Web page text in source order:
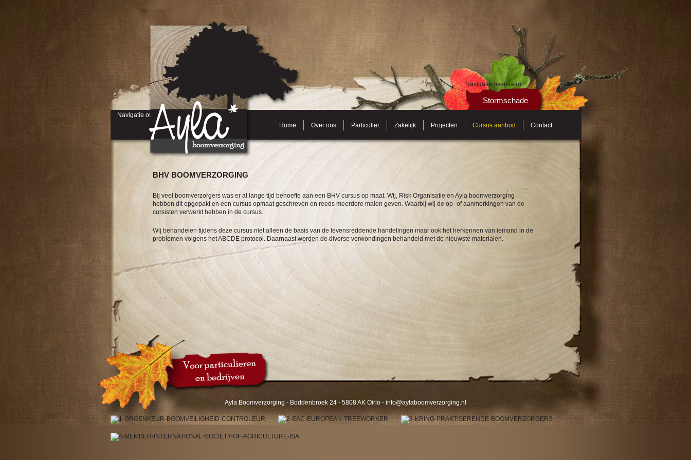
Navigatie overslaan
Stormschade
Navigatie overslaan
Home
Over ons Particulier Zakelijk Projecten Cursus aanbod Contact
BHV BOOMVERZORGING
Bij veel boomverzorgers was er al lange tijd behoefte aan een BHV cursus op maat. Wij, Risk Organisatie en Ayla boomverzorging
hebben dit opgepakt en een cursus opmaat geschreven en reeds meerdere malen geven. Waarbij wij de op- of aanmerkingen van de
cursisten verwerkt hebben in de cursus.
Wij behandelen tijdens deze cursus niet alleen de basis van de levensreddende handelingen maar ook het herkennen van iemand in de
problemen volgens het ABCDE protocol. Daarnaast worden de diverse verwondingen behandeld met de nieuwste materialen.
Ayla Boomverzorging - Boddenbroek 24 - 5808 AK Oirlo - info@aylaboomverzorging.nl